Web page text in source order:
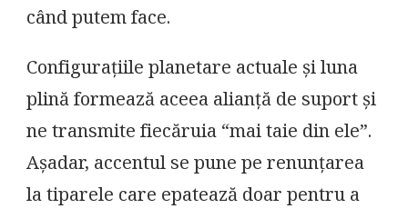
când putem face.
Configurațiile planetare actuale și luna
plină formează aceea alianță de suport și
ne transmite fiecăruia “mai taie din ele”.
Așadar, accentul se pune pe renunțarea
la tiparele care epatează doar pentru a